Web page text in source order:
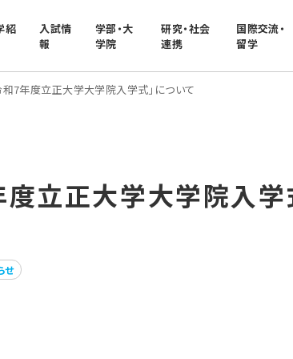
紹
入試情
報
学部・大
学院
研究・社会
連携
国際交流・
留学
和7年度立正大学大学院入学式」について
度立正大学大学院入学
せ